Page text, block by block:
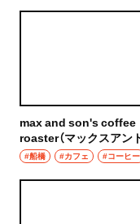
max and son's coffee
roaster（マックスアン
ズ コーヒーロースター
#船橋 #カフェ #コーヒー